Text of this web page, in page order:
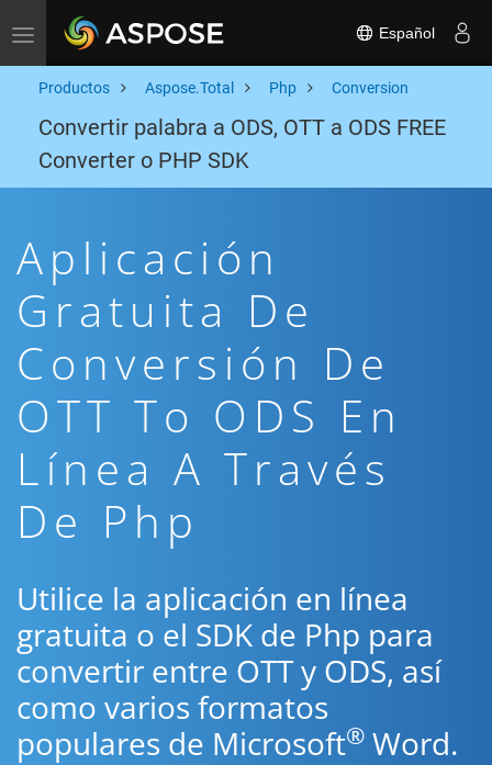
Toggle navigation Español
Productos Aspose.Total Php Conversion
Convertir palabra a ODS, OTT a ODS FREE
Converter o PHP SDK
Aplicación
Gratuita De
Conversión De
OTT To ODS En
Línea A Través
De Php
Utilice la aplicación en línea
gratuita o el SDK de Php para
convertir entre OTT y ODS, así
como varios formatos
populares de Microsoft® Word.